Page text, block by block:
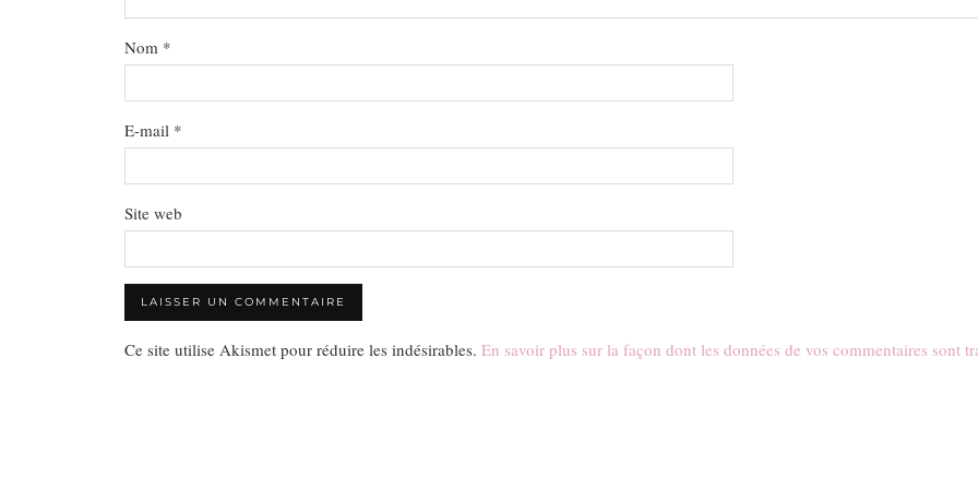
Nom *
E-mail *
Site web
Ce site utilise Akismet pour réduire les indésirables. En savoir plus sur la façon dont les données de vos commentaires sont